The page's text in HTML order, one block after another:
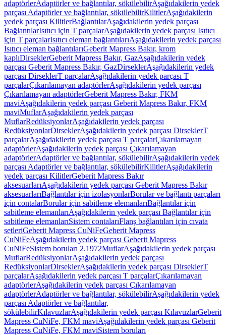
adaptörlerAdaptörler ve bağlantılar, sökülebilirAşağıdakilerin yedek
parçası Adaptörler ve bağlantılar, sökülebilirKilitlerAşağıdakilerin
yedek parçası KilitlerBağlantılarAşağıdakilerin yedek parçası
BağlantılarIsıtıcı için T parçalarAşağıdakilerin yedek parçası Isıtıcı
için T parçalarIsıtıcı eleman bağlantılarıAşağıdakilerin yedek parçası
Isıtıcı eleman bağlantılarıGeberit Mapress Bakır, krom
kaplıDirseklerGeberit Mapress Bakır, GazAşağıdakilerin yedek
parçası Geberit Mapress Bakır, GazDirseklerAşağıdakilerin yedek
parçası DirseklerT parçalarAşağıdakilerin yedek parçası T
parçalarÇıkarılamayan adaptörlerAşağıdakilerin yedek parçası
Çıkarılamayan adaptörlerGeberit Mapress Bakır, FKM
maviAşağıdakilerin yedek parçası Geberit Mapress Bakır, FKM
maviMuflarAşağıdakilerin yedek parçası
MuflarRedüksiyonlarAşağıdakilerin yedek parçası
RedüksiyonlarDirseklerAşağıdakilerin yedek parçası DirseklerT
parçalarAşağıdakilerin yedek parçası T parçalarÇıkarılamayan
adaptörlerAşağıdakilerin yedek parçası Çıkarılamayan
adaptörlerAdaptörler ve bağlantılar, sökülebilirAşağıdakilerin yedek
parçası Adaptörler ve bağlantılar, sökülebilirKilitlerAşağıdakilerin
yedek parçası KilitlerGeberit Mapress Bakır
aksesuarlarıAşağıdakilerin yedek parçası Geberit Mapress Bakır
aksesuarlarıBağlantılar için izolasyonlarBorular ve bağlantı parçaları
için contalarBorular için sabitleme elemanlarıBağlantılar için
sabitleme elemanlarıAşağıdakilerin yedek parçası Bağlantılar için
sabitleme elemanlarıSistem contalarıFlanş bağlantıları için cıvata
setleriGeberit Mapress CuNiFeGeberit Mapress
CuNiFeAşağıdakilerin yedek parçası Geberit Mapress
CuNiFeSistem boruları 2.1972MuflarAşağıdakilerin yedek parçası
MuflarRedüksiyonlarAşağıdakilerin yedek parçası
RedüksiyonlarDirseklerAşağıdakilerin yedek parçası DirseklerT
parçalarAşağıdakilerin yedek parçası T parçalarÇıkarılamayan
adaptörlerAşağıdakilerin yedek parçası Çıkarılamayan
adaptörlerAdaptörler ve bağlantılar, sökülebilirAşağıdakilerin yedek
parçası Adaptörler ve bağlantılar,
sökülebilirKılavuzlarAşağıdakilerin yedek parçası KılavuzlarGeberit
Mapress CuNiFe, FKM maviAşağıdakilerin yedek parçası Geberit
Mapress CuNiFe, FKM maviSistem boruları